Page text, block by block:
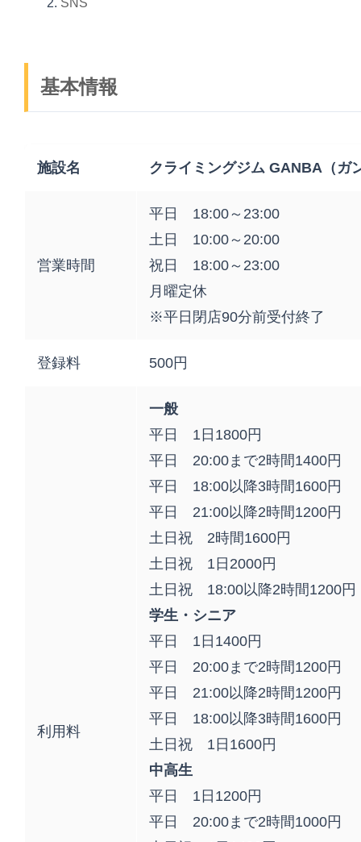
基本情報
施設名 クライミングジム GANBA（ガ
営業時間
平日 18:00～23:00
土日 10:00～20:00
祝日 18:00～23:00
月曜定休
※平日閉店90分前受付終了
登録料 500円
利用料
一般
平日 1日1800円
平日 20:00まで2時間1400円
平日 18:00以降3時間1600円
平日 21:00以降2時間1200円
土日祝 2時間1600円
土日祝 1日2000円
土日祝 18:00以降2時間1200円
学生・シニア
平日 1日1400円
平日 20:00まで2時間1200円
平日 21:00以降2時間1200円
平日 18:00以降3時間1600円
土日祝 1日1600円
中高生
平日 1日1200円
平日 20:00まで2時間1000円